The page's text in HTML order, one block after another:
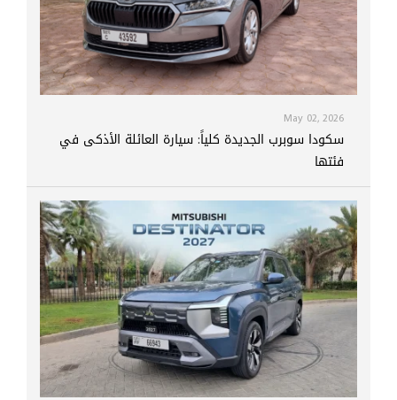
May 02, 2026
سكودا سوبرب الجديدة كلياً: سيارة العائلة الأذكى في
فئتها